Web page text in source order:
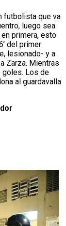
futbolista que va
luego sea
primera, esto
del primer
lesionado- y a
Zarza. Mientras
goles. Los de
al guardavalla